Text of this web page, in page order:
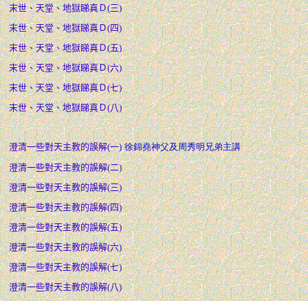
末世、天堂、地獄睇真Ｄ(三)
末世、天堂、地獄睇真Ｄ(四)
末世、天堂、地獄睇真Ｄ(五)
末世、天堂、地獄睇真Ｄ(六)
末世、天堂、地獄睇真Ｄ(七)
末世、天堂、地獄睇真Ｄ(八)
澄清一些對天主教的誤解(一) 徐錦堯神父及周秀明兄弟主講
澄清一些對天主教的誤解(二)
澄清一些對天主教的誤解(三)
澄清一些對天主教的誤解(四)
澄清一些對天主教的誤解(五)
澄清一些對天主教的誤解(六)
澄清一些對天主教的誤解(七)
澄清一些對天主教的誤解(八)